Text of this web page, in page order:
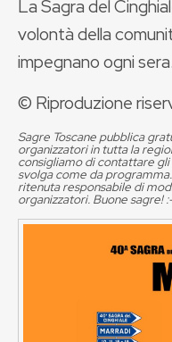
La Sagra del
volontà della
impegnano ogni sera.
© Riproduzione
Sagre Toscane pubblica
organizzatori in tutta la
consigliamo di contattare
svolga come da
ritenuta responsabile di
organizzatori. Buone sagre!